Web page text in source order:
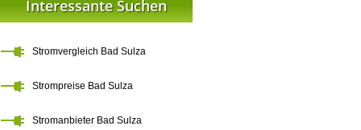
Interessante Suchen
Stromvergleich Bad Sulza
Strompreise Bad Sulza
Stromanbieter Bad Sulza